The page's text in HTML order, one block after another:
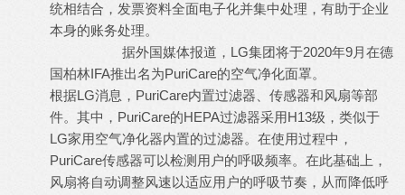
统相结合，发票资料全面电子化并集中处理，有助于企业
本身的账务处理。
据外国媒体报道，LG集团将于2020年9月在德
国柏林IFA推出名为PuriCare的空气净化面罩。
根据LG消息，PuriCare内置过滤器、传感器和风扇等部
件。其中，PuriCare的HEPA过滤器采用H13级，类似于
LG家用空气净化器内置的过滤器。在使用过程中，
PuriCare传感器可以检测用户的呼吸频率。在此基础上，
风扇将自动调整风速以适应用户的呼吸节奏，从而降低呼